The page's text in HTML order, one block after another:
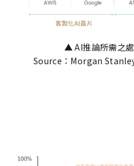
▲ AI推論所需之
Source：Morgan